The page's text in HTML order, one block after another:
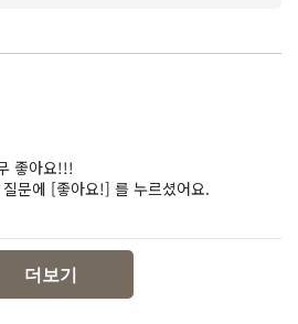
좋아요!!!
문에 [좋아요!] 를 누르셨어요.
더보기